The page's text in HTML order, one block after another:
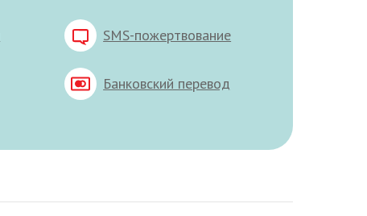
SMS-пожертвование
Банковский перевод